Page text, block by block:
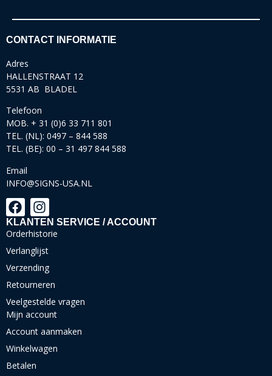
CONTACT INFORMATIE
Adres
HALLENSTRAAT 12
5531 AB BLADEL
Telefoon
MOB. + 31 (0)6 33 711 801
TEL. (NL): 0497 – 844 588
TEL. (BE): 00 – 31 497 844 588
Email
INFO@SIGNS-USA.NL
KLANTEN SERVICE / ACCOUNT
Orderhistorie
Verlanglijst
Verzending
Retourneren
Veelgestelde vragen
Mijn account
Account aanmaken
Winkelwagen
Betalen